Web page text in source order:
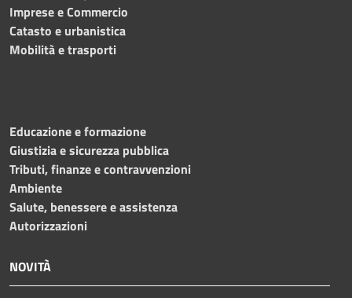
Imprese e Commercio
Catasto e urbanistica
Mobilità e trasporti
Educazione e formazione
Giustizia e sicurezza pubblica
Tributi, finanze e contravvenzioni
Ambiente
Salute, benessere e assistenza
Autorizzazioni
NOVITÀ